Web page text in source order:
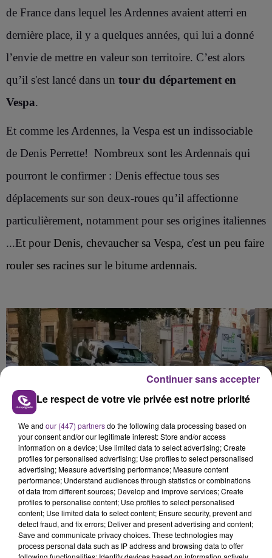
de France dans lequel les Ardennes avaient atterri en
dernière place, il y a quelques années, qui lui a donné
l’envie de mettre en valeur son territoire. C’est alors
qu’il s'est lancé dans un tour du département en
Vespa.
Et comme les Ardennes, la Vespa est un indissociable
de Denis Perrette! Nombreux sont les Ardennais qui
pourront le confirmer : Denis effectue tous ses
déplacements sur son deux-roues qu’il affectionne
particulièrement, notamment pour ses origines italiennes
...Et pour Denis, chevaucher sa Vespa, c'est un peu faire
rouler ses racines sur le bitume ardennais.
Le respect de votre vie privée est notre priorité
We and our (447) partnersdo the following data processing based on
your consent and/or our legitimate interest: Store and/or access
information on a device; Use limited data to select advertising; Create
profiles for personalised advertising; Use profiles to select personalised
advertising; Measure advertising performance; Measure content
performance; Understand audiences through statistics or combinations
of data from different sources; Develop and improve services; Create
profiles to personalise content; Use profiles to select personalised
content; Use limited data to select content; Ensure security, prevent and
detect fraud, and fix errors; Deliver and present advertising and content;
Save and communicate privacy choices. These technologies may
process personal data such as IP address and browsing data to offer
Continuer sans accepter